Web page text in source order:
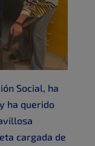
Social, ha
ha querido
cargada de